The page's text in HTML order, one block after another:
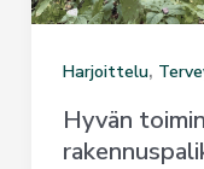
Harjoittelu,
Hyvän